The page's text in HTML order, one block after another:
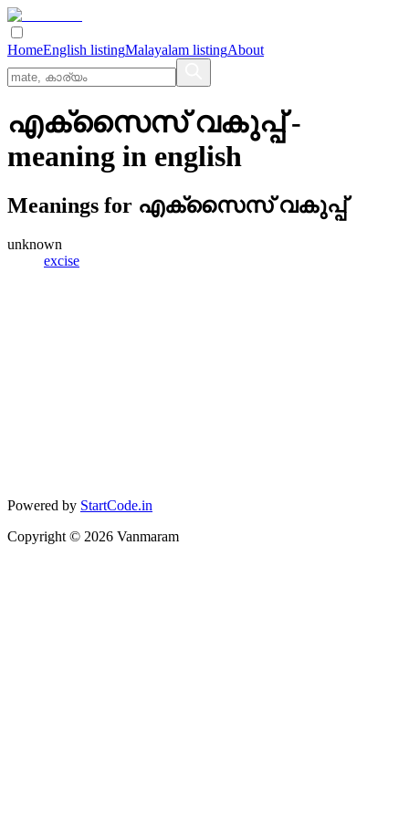
HomeEnglish listingMalayalam listingAbout
എക്‌സൈസ്‌ വകുപ്പ്-
meaning in english
Meanings for എക്‌സൈസ്‌ വകുപ്പ്
unknown
excise
Powered by StartCode.in
Copyright © 2026 Vanmaram